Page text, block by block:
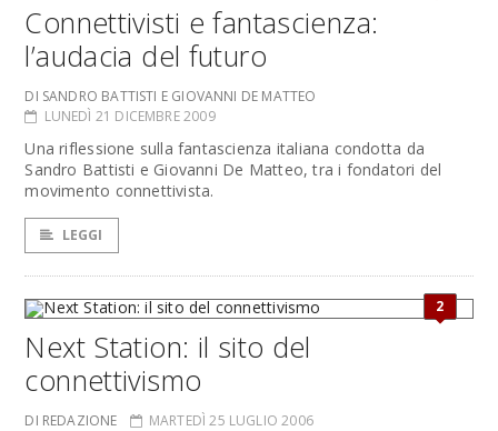
Connettivisti e fantascienza:
l’audacia del futuro
DI SANDRO BATTISTI E GIOVANNI DE MATTEO
LUNEDÌ 21 DICEMBRE 2009
Una riflessione sulla fantascienza italiana condotta da
Sandro Battisti e Giovanni De Matteo, tra i fondatori del
movimento connettivista.
LEGGI
2
Next Station: il sito del
connettivismo
DI REDAZIONE MARTEDÌ 25 LUGLIO 2006